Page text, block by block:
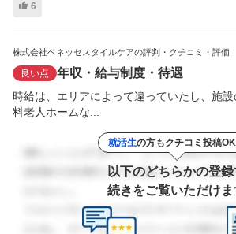
6
株式会社ベネッセスタイルケアの評判・クチコミ・評価
良い点 年収・給与制度・待遇
時給は、エリアによって違っていたし、施
料老人ホームな...
就活生の方もクチコミ投稿OK
以下のどちらかの登
続きをご覧いただけま